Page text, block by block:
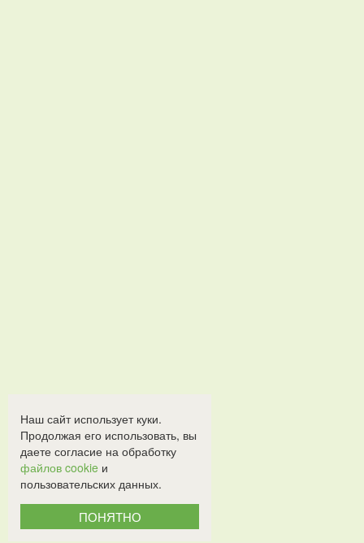
Наш сайт использует куки.
Продолжая его использовать, вы
даете согласие на обработку
файлов cookie и
пользовательских данных.
ПОНЯТНО